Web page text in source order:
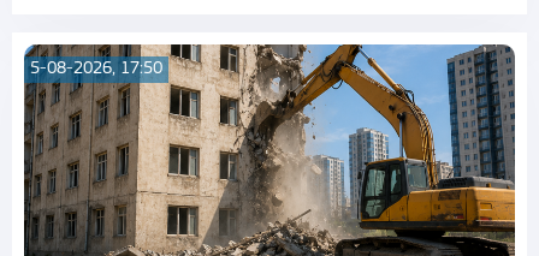
5-08-2026, 17:50